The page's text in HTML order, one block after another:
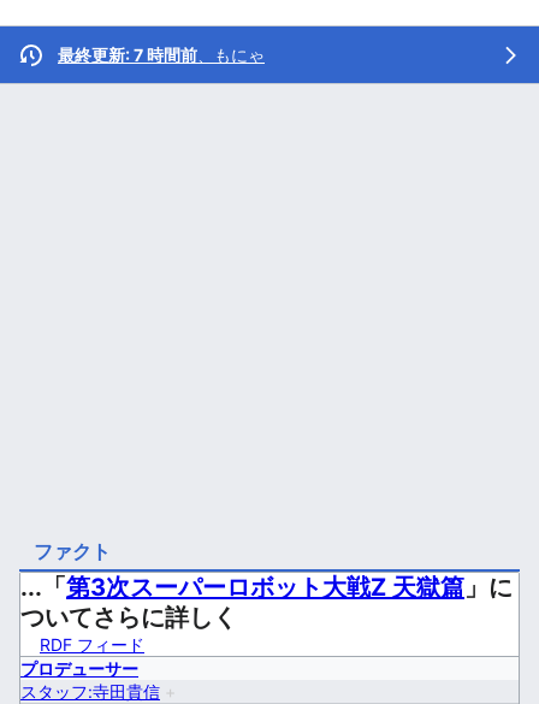
最終更新: 7 時間前 もにゃ
ファクト
...「第3次スーパーロボット大戦Z 天獄篇 」に
ついてさらに詳しく
RDF フィード
プロデューサー
スタッフ:寺田貴信 +